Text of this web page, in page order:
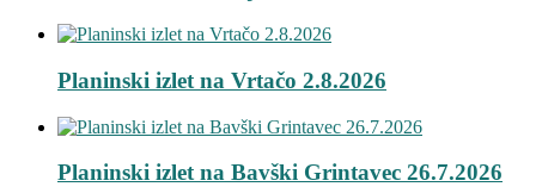
Planinski izlet na Vrtačo 2.8.2026
Planinski izlet na Bavški Grintavec 26.7.2026